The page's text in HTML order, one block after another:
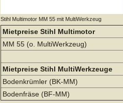
Stihl Multimotor MM 55 mit MultiWerkzeug
Mietpreise Stihl Multimotor
MM 55 (o. MultiWerkzeug)
Mietpreise Stihl MultiWerkzeuge
Bodenkrümler (BK-MM)
Bodenfräse (BF-MM)